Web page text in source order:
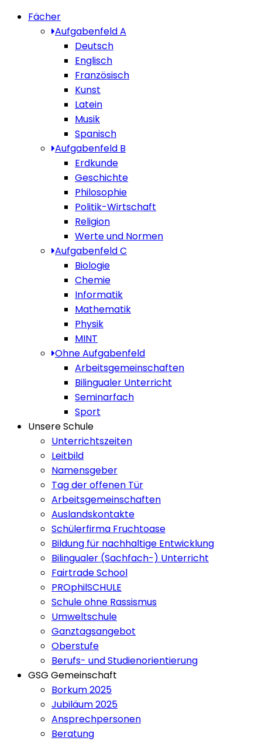
Fächer
Aufgabenfeld A
Deutsch
Englisch
Französisch
Kunst
Latein
Musik
Spanisch
Aufgabenfeld B
Erdkunde
Geschichte
Philosophie
Politik-Wirtschaft
Religion
Werte und Normen
Aufgabenfeld C
Biologie
Chemie
Informatik
Mathematik
Physik
MINT
Ohne Aufgabenfeld
Arbeitsgemeinschaften
Bilingualer Unterricht
Seminarfach
Sport
Unsere Schule
Unterrichtszeiten
Leitbild
Namensgeber
Tag der offenen Tür
Arbeitsgemeinschaften
Auslandskontakte
Schülerfirma Fruchtoase
Bildung für nachhaltige Entwicklung
Bilingualer (Sachfach-) Unterricht
Fairtrade School
PROphilSCHULE
Schule ohne Rassismus
Umweltschule
Ganztagsangebot
Oberstufe
Berufs- und Studienorientierung
GSG Gemeinschaft
Borkum 2025
Jubiläum 2025
Ansprechpersonen
Beratung